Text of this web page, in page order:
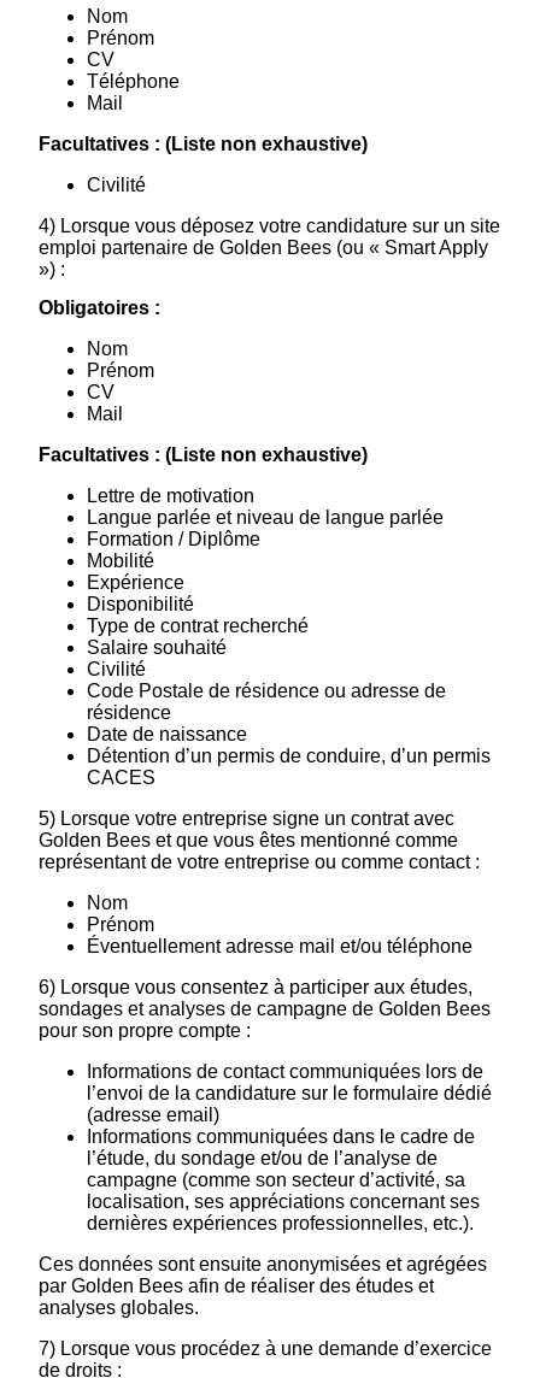
Nom
Prénom
CV
Téléphone
Mail
Facultatives : (Liste non exhaustive)
Civilité
4) Lorsque vous déposez votre candidature sur un site
emploi partenaire de Golden Bees (ou « Smart Apply
») :
Obligatoires :
Nom
Prénom
CV
Mail
Facultatives : (Liste non exhaustive)
Lettre de motivation
Langue parlée et niveau de langue parlée
Formation / Diplôme
Mobilité
Expérience
Disponibilité
Type de contrat recherché
Salaire souhaité
Civilité
Code Postale de résidence ou adresse de
résidence
Date de naissance
Détention d’un permis de conduire, d’un permis
CACES
5) Lorsque votre entreprise signe un contrat avec
Golden Bees et que vous êtes mentionné comme
représentant de votre entreprise ou comme contact :
Nom
Prénom
Éventuellement adresse mail et/ou téléphone
6) Lorsque vous consentez à participer aux études,
sondages et analyses de campagne de Golden Bees
pour son propre compte :
Informations de contact communiquées lors de
l’envoi de la candidature sur le formulaire dédié
(adresse email)
Informations communiquées dans le cadre de
l’étude, du sondage et/ou de l’analyse de
campagne (comme son secteur d’activité, sa
localisation, ses appréciations concernant ses
dernières expériences professionnelles, etc.).
Ces données sont ensuite anonymisées et agrégées
par Golden Bees afin de réaliser des études et
analyses globales.
7) Lorsque vous procédez à une demande d’exercice
de droits :